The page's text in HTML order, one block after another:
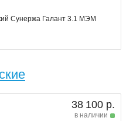
Сунержа Галант 3.1 МЭМ
38 100 р.
в наличии